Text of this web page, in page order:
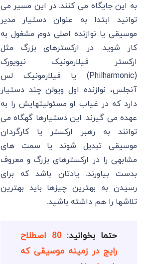
به این جایگاه می کنند. در این مسیر می
توانید ابتدا به عنوان دستیار مدیر
موسیقی یا نوازنده اصلی دوم مشغول به
کار شوید. در ارکسترهای بزرگ مثل
ارکستر فیلارمونیک نیویورک
(Philharmonic) یا فیلارمونیک لس
آنجلس، نوازنده اول ویولن چند دستیار
دارد که در غیاب او مسئولیتهایش را به
عهده می گیرند. این دستیارها گهگاه می
توانند به رهبر ارکستر یا کارگردان
موسیقی تبدیل شوند یا سمت های
مشابهی را در ارکسترهای بزرگ و معروف
بدست بیاورند. یادتان باشد که برای
رسیدن به بهترین چیزها باید بهترین
تلاشها را هم داشته باشید.
حتما بخوانید:
80 اصطلاح
رایج در زمینه موسیقی که